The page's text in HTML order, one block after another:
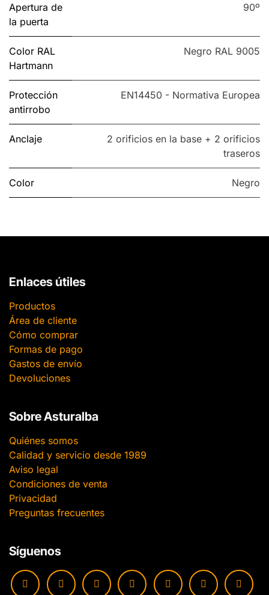
Apertura de
la puerta
90º
Color RAL
Hartmann
Negro RAL 9005
Protección
antirrobo
EN14450 - Normativa Europea
Anclaje
2 orificios en la base + 2 orificios
traseros
Color Negro
Enlaces útiles
Productos
Área de cliente
Cómo comprar
Formas de pago
Gastos de envío
Devoluciones
Sobre Asturalba
Quiénes somos
Calidad y servicio desde 1989
Aviso legal
Condiciones de venta
Privacidad
Preguntas frecuentes
Síguenos